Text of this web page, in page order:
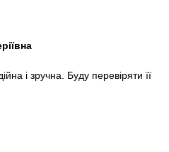
і зручна. Буду перевіряти її